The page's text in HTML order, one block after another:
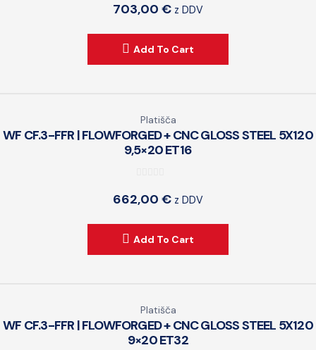
o
o
703,00 € z DDV
Add To Cart
Platišča
WF CF.3-FFR | FLOWFORGED + CNC GLOSS STEEL 5X120
9,5×20 ET16
o
o
662,00 € z DDV
Add To Cart
Platišča
WF CF.3-FFR | FLOWFORGED + CNC GLOSS STEEL 5X120
9×20 ET32